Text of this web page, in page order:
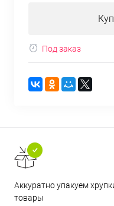
Под заказ
Аккуратно упакуем
товары